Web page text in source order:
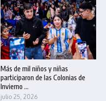
Más de mil niños y niñas
participaron de las Colonias de
Invierno ...
julio 25, 2026